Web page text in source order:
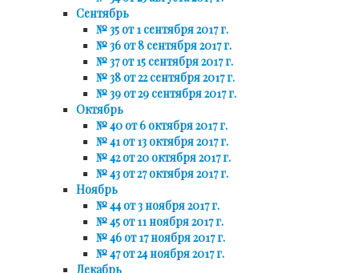
Сентябрь
№ 35 от 1 сентября 2017 г.
№ 36 от 8 сентября 2017 г.
№ 37 от 15 сентября 2017 г.
№ 38 от 22 сентября 2017 г.
№ 39 от 29 сентября 2017 г.
Октябрь
№ 40 от 6 октября 2017 г.
№ 41 от 13 октября 2017 г.
№ 42 от 20 октября 2017 г.
№ 43 от 27 октября 2017 г.
Ноябрь
№ 44 от 3 ноября 2017 г.
№ 45 от 11 ноября 2017 г.
№ 46 от 17 ноября 2017 г.
№ 47 от 24 ноября 2017 г.
Декабрь